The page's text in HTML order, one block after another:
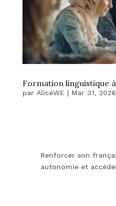
Formation linguistique
par AliceWE | Mar 31, 2026
Renforcer son
autonomie et